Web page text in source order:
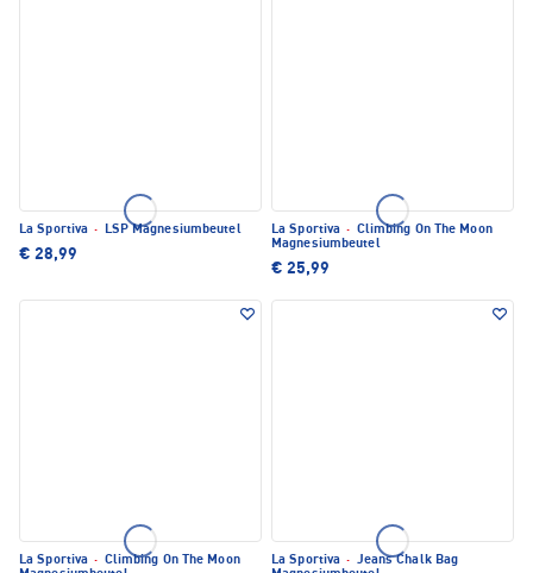
La Sportiva · LSP Magnesiumbeutel
€ 28,99
La Sportiva · Climbing On The Moon
Magnesiumbeutel
€ 25,99
La Sportiva · Climbing On The Moon
La Sportiva · Jeans Chalk Bag